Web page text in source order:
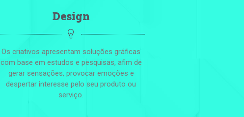
Design
Os criativos apresentam soluções gráficas
com base em estudos e pesquisas, afim de
gerar sensações, provocar emoções e
despertar interesse pelo seu produto ou
serviço.